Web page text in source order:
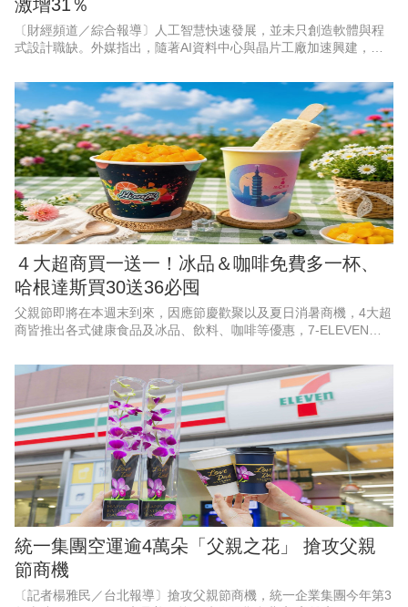
激增31％
〔財經頻道／綜合報導〕人工智慧快速發展，並未只創造軟體與程
式設計職缺。外媒指出，隨著AI資料中心與晶片工廠加速興建，能
以目前職缺成長最快的3個
４大超商買一送一！冰品＆咖啡免費多一杯、
哈根達斯買30送36必囤
父親節即將在本週末到來，因應節慶歡聚以及夏日消暑商機，4大超
商皆推出各式健康食品及冰品、飲料、咖啡等優惠，7-ELEVEN聯
定芋頭品項買一
統一集團空運逾4萬朵「父親之花」 搶攻父親
節商機
〔記者楊雅民／台北報導〕搶攻父親節商機，統一企業集團今年第3